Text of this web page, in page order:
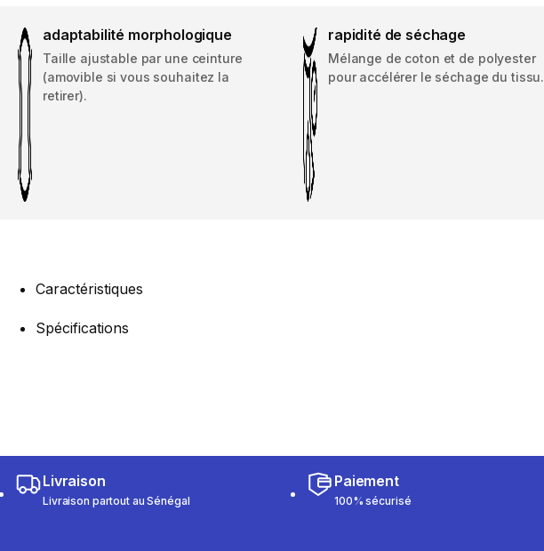
adaptabilité morphologique
Taille ajustable par une ceinture
(amovible si vous souhaitez la
retirer).
rapidité de séchage
Mélange de coton et de polyester
pour accélérer le séchage du tissu.
Caractéristiques
Spécifications
Livraison
Livraison partout au Sénégal
Paiement
100% sécurisé